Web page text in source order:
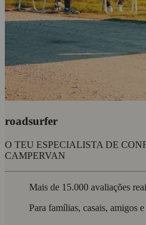
roadsurfer
O TEU ESPECIALISTA DE
CAMPERVAN
Mais de 15.000 avaliações
Para famílias, casais, amigos